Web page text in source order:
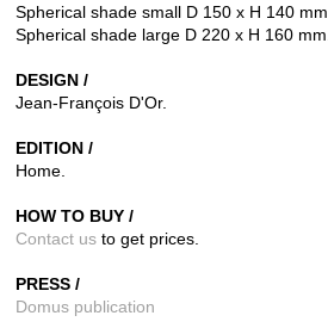
Spherical shade small D 150 x H 140 mm.
Spherical shade large D 220 x H 160 mm.
DESIGN /
Jean-François D'Or.
EDITION /
Home.
HOW TO BUY /
Contact us to get prices.
PRESS /
Domus publication